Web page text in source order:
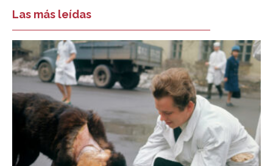
Las más leídas